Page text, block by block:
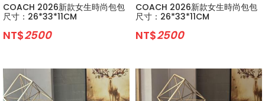
COACH 2026新款女生時尚包包
尺寸：26*33*11CM
NT$2500
COACH 2026新款女生時尚包包
尺寸：26*33*11CM
NT$2500